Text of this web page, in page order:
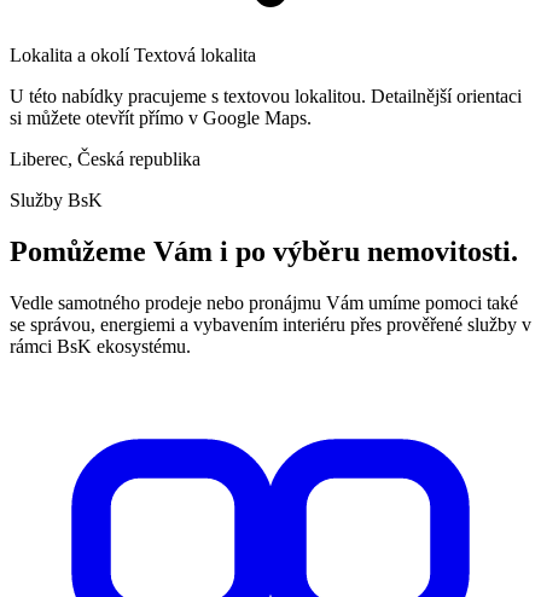
Lokalita a okolí Textová lokalita
U této nabídky pracujeme s textovou lokalitou. Detailnější orientaci
si můžete otevřít přímo v Google Maps.
Liberec, Česká republika
Služby BsK
Pomůžeme Vám i po výběru nemovitosti.
Vedle samotného prodeje nebo pronájmu Vám umíme pomoci také
se správou, energiemi a vybavením interiéru přes prověřené služby v
rámci BsK ekosystému.